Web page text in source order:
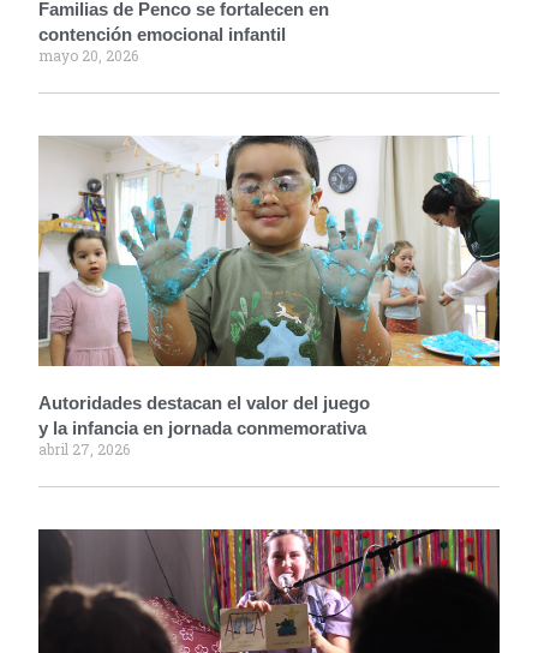
Familias de Penco se fortalecen en
contención emocional infantil
mayo 20, 2026
Autoridades destacan el valor del juego
y la infancia en jornada conmemorativa
abril 27, 2026